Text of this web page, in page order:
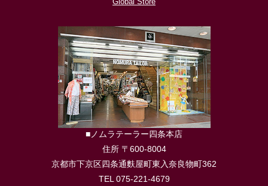
■ノムラテーラー四条本店
住所 〒600-8004
京都市下京区四条通麩屋町東入奈良物町362
TEL 075-221-4679